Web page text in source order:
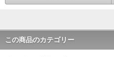
この商品のカテゴリー